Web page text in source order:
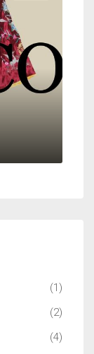
(1)
(2)
(4)